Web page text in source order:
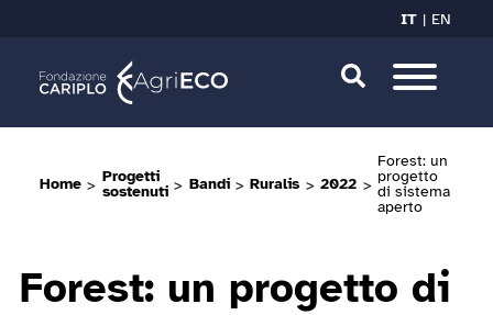
IT EN
Home > Progetti
sostenuti > Bandi > Ruralis > 2022 >
Forest: un
progetto
di sistema
aperto
Forest: un progetto di